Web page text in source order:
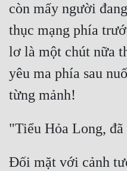
còn mấy người
thục mạng phía
lơ là một chút nữa
yêu ma phía sau
Đối mặt với cảnh